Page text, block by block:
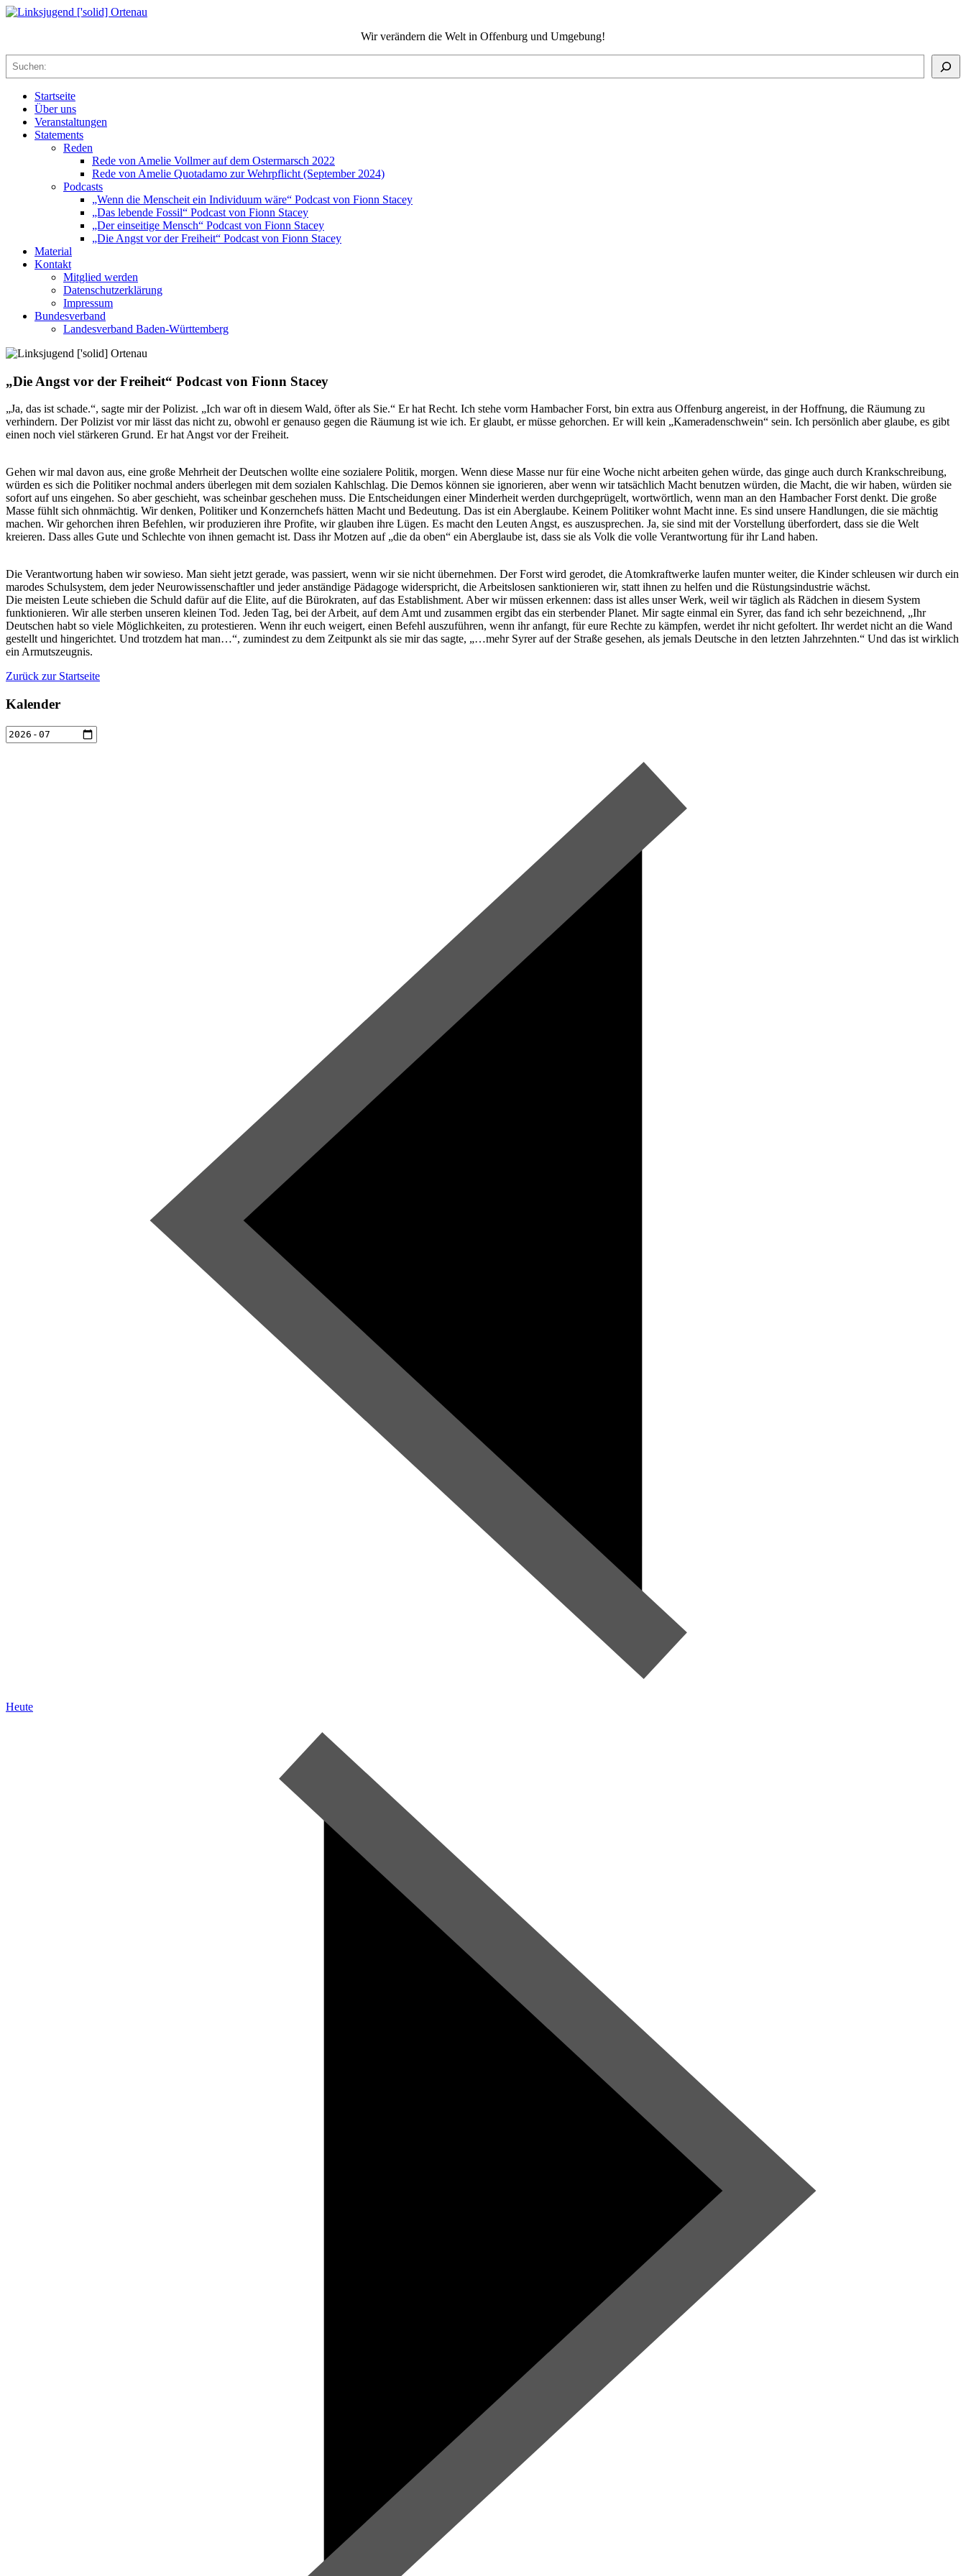
Zum
Ortenau
Wir verändern die Welt in Offenburg und Umgebung!
Wir verändern die Welt in Offenburg und Umgebung!
Suchen
Startseite
Über uns
Veranstaltungen
Statements
Reden
Rede von Amelie Vollmer auf dem Ostermarsch 2022
Rede von Amelie Quotadamo zur Wehrpflicht (September 2024)
Podcasts
„Wenn die Menscheit ein Individuum wäre“ Podcast von Fionn Stacey
„Das lebende Fossil“ Podcast von Fionn Stacey
„Der einseitige Mensch“ Podcast von Fionn Stacey
„Die Angst vor der Freiheit“ Podcast von Fionn Stacey
Material
Kontakt
Mitglied werden
Datenschutzerklärung
Impressum
Bundesverband
Landesverband Baden-Württemberg
„Die Angst vor der Freiheit“ Podcast von Fionn Stacey
„Ja, das ist schade.“, sagte mir der Polizist. „Ich war oft in diesem Wald, öfter als Sie.“ Er hat Recht. Ich stehe vorm Hambacher Forst, bin extra aus Offenburg angereist, in der Hoffnung, die Räumung zu
verhindern. Der Polizist vor mir lässt das nicht zu, obwohl er genauso gegen die Räumung ist wie ich. Er glaubt, er müsse gehorchen. Er will kein „Kameradenschwein“ sein. Ich persönlich aber glaube, es gibt
einen noch viel stärkeren Grund. Er hat Angst vor der Freiheit.
Gehen wir mal davon aus, eine große Mehrheit der Deutschen wollte eine sozialere Politik, morgen. Wenn diese Masse nur für eine Woche nicht arbeiten gehen würde, das ginge auch durch Krankschreibung,
würden es sich die Politiker nochmal anders überlegen mit dem sozialen Kahlschlag. Die Demos können sie ignorieren, aber wenn wir tatsächlich Macht benutzen würden, die Macht, die wir haben, würden sie
sofort auf uns eingehen. So aber geschieht, was scheinbar geschehen muss. Die Entscheidungen einer Minderheit werden durchgeprügelt, wortwörtlich, wenn man an den Hambacher Forst denkt. Die große
Masse fühlt sich ohnmächtig. Wir denken, Politiker und Konzernchefs hätten Macht und Bedeutung. Das ist ein Aberglaube. Keinem Politiker wohnt Macht inne. Es sind unsere Handlungen, die sie mächtig
machen. Wir gehorchen ihren Befehlen, wir produzieren ihre Profite, wir glauben ihre Lügen. Es macht den Leuten Angst, es auszusprechen. Ja, sie sind mit der Vorstellung überfordert, dass sie die Welt
kreieren. Dass alles Gute und Schlechte von ihnen gemacht ist. Dass ihr Motzen auf „die da oben“ ein Aberglaube ist, dass sie als Volk die volle Verantwortung für ihr Land haben.
Die Verantwortung haben wir sowieso. Man sieht jetzt gerade, was passiert, wenn wir sie nicht übernehmen. Der Forst wird gerodet, die Atomkraftwerke laufen munter weiter, die Kinder schleusen wir durch ein
marodes Schulsystem, dem jeder Neurowissenschaftler und jeder anständige Pädagoge widerspricht, die Arbeitslosen sanktionieren wir, statt ihnen zu helfen und die Rüstungsindustrie wächst.
Die meisten Leute schieben die Schuld dafür auf die Elite, auf die Bürokraten, auf das Establishment. Aber wir müssen erkennen: dass ist alles unser Werk, weil wir täglich als Rädchen in diesem System
funktionieren. Wir alle sterben unseren kleinen Tod. Jeden Tag, bei der Arbeit, auf dem Amt und zusammen ergibt das ein sterbender Planet. Mir sagte einmal ein Syrer, das fand ich sehr bezeichnend, „Ihr
Deutschen habt so viele Möglichkeiten, zu protestieren. Wenn ihr euch weigert, einen Befehl auszuführen, wenn ihr anfangt, für eure Rechte zu kämpfen, werdet ihr nicht gefoltert. Ihr werdet nicht an die Wand
gestellt und hingerichtet. Und trotzdem hat man…“, zumindest zu dem Zeitpunkt als sie mir das sagte, „…mehr Syrer auf der Straße gesehen, als jemals Deutsche in den letzten Jahrzehnten.“ Und das ist wirklich
ein Armutszeugnis.
Zurück zur Startseite
Kalender
Heute